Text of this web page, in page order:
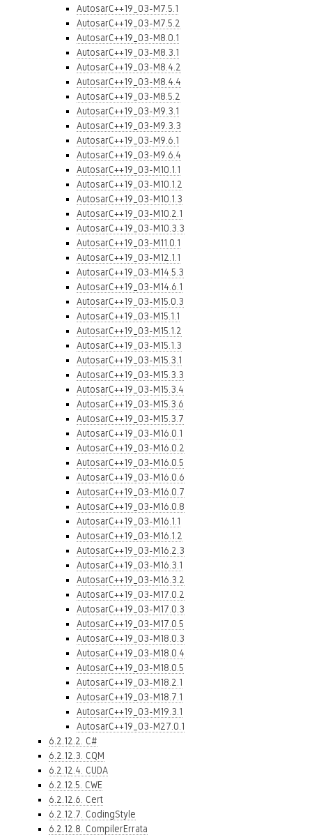
AutosarC++19_03-M7.5.1
AutosarC++19_03-M7.5.2
AutosarC++19_03-M8.0.1
AutosarC++19_03-M8.3.1
AutosarC++19_03-M8.4.2
AutosarC++19_03-M8.4.4
AutosarC++19_03-M8.5.2
AutosarC++19_03-M9.3.1
AutosarC++19_03-M9.3.3
AutosarC++19_03-M9.6.1
AutosarC++19_03-M9.6.4
AutosarC++19_03-M10.1.1
AutosarC++19_03-M10.1.2
AutosarC++19_03-M10.1.3
AutosarC++19_03-M10.2.1
AutosarC++19_03-M10.3.3
AutosarC++19_03-M11.0.1
AutosarC++19_03-M12.1.1
AutosarC++19_03-M14.5.3
AutosarC++19_03-M14.6.1
AutosarC++19_03-M15.0.3
AutosarC++19_03-M15.1.1
AutosarC++19_03-M15.1.2
AutosarC++19_03-M15.1.3
AutosarC++19_03-M15.3.1
AutosarC++19_03-M15.3.3
AutosarC++19_03-M15.3.4
AutosarC++19_03-M15.3.6
AutosarC++19_03-M15.3.7
AutosarC++19_03-M16.0.1
AutosarC++19_03-M16.0.2
AutosarC++19_03-M16.0.5
AutosarC++19_03-M16.0.6
AutosarC++19_03-M16.0.7
AutosarC++19_03-M16.0.8
AutosarC++19_03-M16.1.1
AutosarC++19_03-M16.1.2
AutosarC++19_03-M16.2.3
AutosarC++19_03-M16.3.1
AutosarC++19_03-M16.3.2
AutosarC++19_03-M17.0.2
AutosarC++19_03-M17.0.3
AutosarC++19_03-M17.0.5
AutosarC++19_03-M18.0.3
AutosarC++19_03-M18.0.4
AutosarC++19_03-M18.0.5
AutosarC++19_03-M18.2.1
AutosarC++19_03-M18.7.1
AutosarC++19_03-M19.3.1
AutosarC++19_03-M27.0.1
6.2.12.2. C#
6.2.12.3. CQM
6.2.12.4. CUDA
6.2.12.5. CWE
6.2.12.6. Cert
6.2.12.7. CodingStyle
6.2.12.8. CompilerErrata